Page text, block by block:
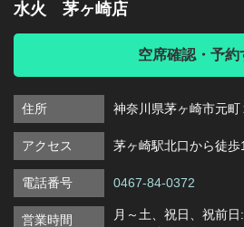
水火 茅ヶ崎店
空席確認・予約
住所 神奈川県茅ヶ崎市元町
アクセス 茅ヶ崎駅北口から徒歩
電話番号 0467-84-0372
営業時間
月～土、祝日、祝前